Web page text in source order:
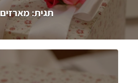
תגית:מארזים